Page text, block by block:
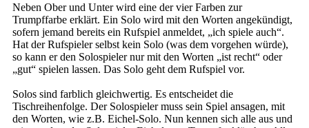
Neben Ober und Unter wird eine der vier Farben zur
Trumpffarbe erklärt. Ein Solo wird mit den Worten angekündigt,
sofern jemand bereits ein Rufspiel anmeldet, „ich spiele auch“.
Hat der Rufspieler selbst kein Solo (was dem vorgehen würde),
so kann er den Solospieler nur mit den Worten „ist recht“ oder
„gut“ spielen lassen. Das Solo geht dem Rufspiel vor.
Solos sind farblich gleichwertig. Es entscheidet die
Tischreihenfolge. Der Solospieler muss sein Spiel ansagen, mit
den Worten, wie z.B. Eichel-Solo. Nun kennen sich alle aus und